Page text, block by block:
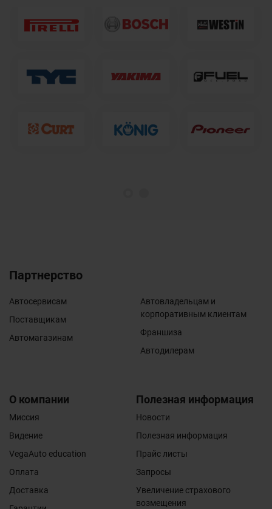
Партнерство
Автосервисам
Поставщикам
Автомагазинам
Автовладельцам и
корпоративным клиентам
Франшиза
Автодилерам
О компании
Миссия
Видение
VegaAuto education
Оплата
Доставка
Полезная информация
Новости
Полезная информация
Прайс листы
Запросы
Увеличение страхового
возмещения